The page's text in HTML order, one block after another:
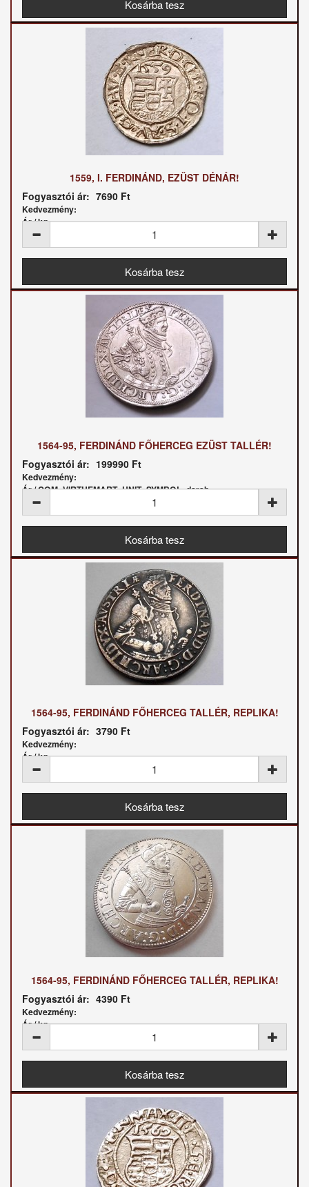
1559, I. FERDINÁND, EZÜST DÉNÁR!
Fogyasztói ár: 7690 Ft
Kedvezmény:
Ár / kg:
1564-95, FERDINÁND FŐHERCEG EZÜST TALLÉR!
Fogyasztói ár: 199990 Ft
Kedvezmény:
Ár / COM_VIRTUEMART_UNIT_SYMBOL_darab:
1564-95, FERDINÁND FŐHERCEG TALLÉR, REPLIKA!
Fogyasztói ár: 3790 Ft
Kedvezmény:
Ár / kg:
1564-95, FERDINÁND FŐHERCEG TALLÉR, REPLIKA!
Fogyasztói ár: 4390 Ft
Kedvezmény:
Ár / kg: